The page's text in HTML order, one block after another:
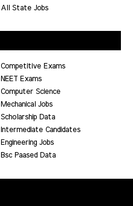
All State Jobs
Competitive Exams
NEET Exams
Computer Science
Mechanical Jobs
Scholarship Data
Intermediate Candidates
Engineering Jobs
Bsc Paased Data